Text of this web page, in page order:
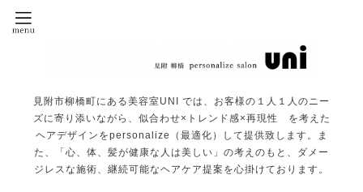
見附市柳橋町にある美容室UNI では、お客様の１人１人のニー
ズに寄り添いながら、似合わせ×トレンド感×再現性 を考えた
ヘアデザインをpersonalize（最適化）して提供致します。ま
た、「心、体、髪が健康な人は美しい」の考えのもと、ダメー
ジレスな施術、継続可能なヘアケア提案を心掛けております。